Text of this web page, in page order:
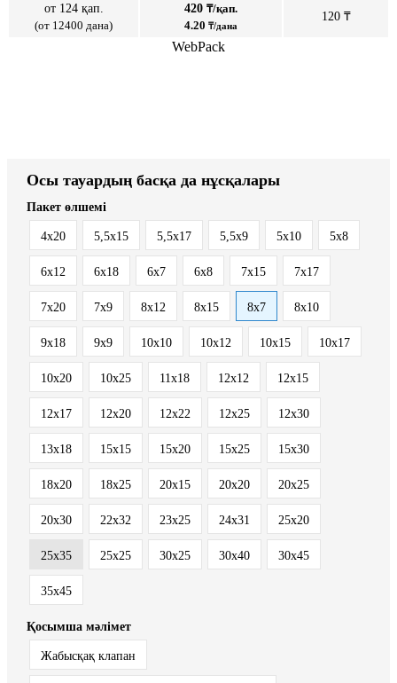
от 124 қап.
(от 12400 дана)
420 ₸/қап.
4.20 ₸/дана
120 ₸
WebPack
Осы тауардың басқа да нұсқалары
Пакет өлшемі
4x20 5,5x15 5,5x17 5,5x9 5x10 5x8
6x12 6x18 6x7 6x8 7x15 7x17
7x20 7x9 8x12 8x15 8x7 8х10
9x18 9x9 10x10 10x12 10x15 10x17
10x20 10x25 11x18 12x12 12x15
12x17 12x20 12x22 12x25 12x30
13x18 15x15 15x20 15x25 15x30
18x20 18x25 20x15 20x20 20x25
20x30 22x32 23x25 24x31 25x20
25x35 25х25 30x25 30x40 30x45
35x45
Қосымша мәлімет
Жабысқақ клапан